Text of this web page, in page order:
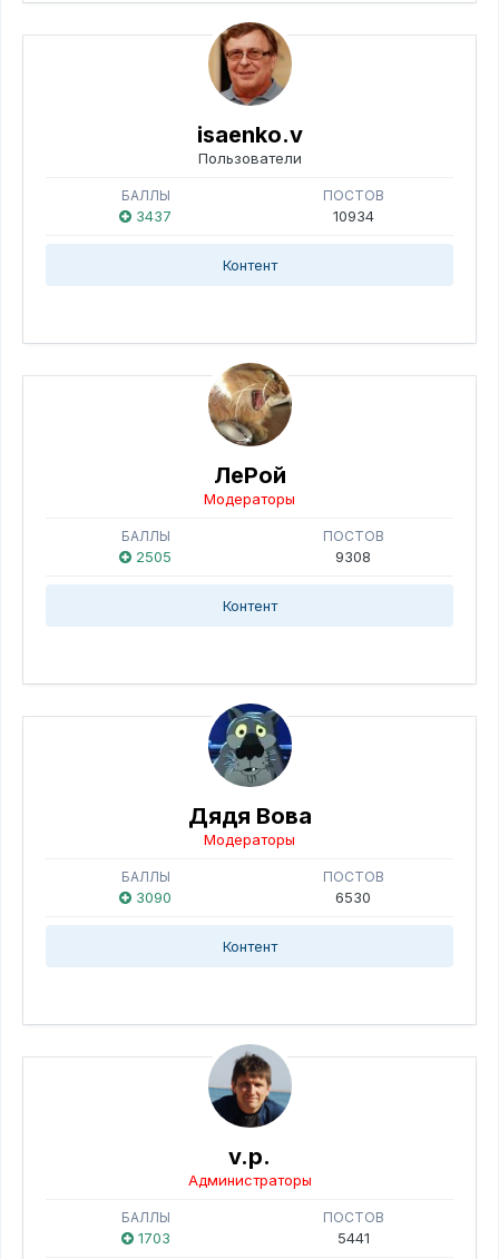
isaenko.v
Пользователи
БАЛЛЫ
3437
ПОСТОВ
10934
Контент
ЛеРой
Модераторы
БАЛЛЫ
2505
ПОСТОВ
9308
Контент
Дядя Вова
Модераторы
БАЛЛЫ
3090
ПОСТОВ
6530
Контент
v.p.
Администраторы
БАЛЛЫ
1703
ПОСТОВ
5441